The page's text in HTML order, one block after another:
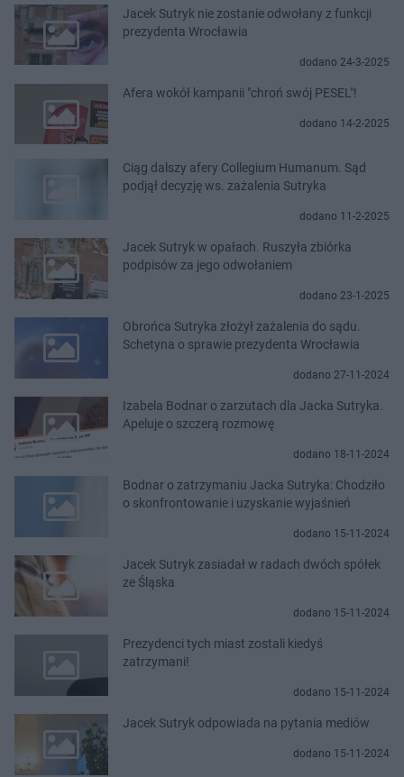
Jacek Sutryk nie zostanie odwołany z funkcji
prezydenta Wrocławia
dodano 24-3-2025
Afera wokół kampanii "chroń swój PESEL"!
dodano 14-2-2025
Ciąg dalszy afery Collegium Humanum. Sąd
podjął decyzję ws. zażalenia Sutryka
dodano 11-2-2025
Jacek Sutryk w opałach. Ruszyła zbiórka
podpisów za jego odwołaniem
dodano 23-1-2025
Obrońca Sutryka złożył zażalenia do sądu.
Schetyna o sprawie prezydenta Wrocławia
dodano 27-11-2024
Izabela Bodnar o zarzutach dla Jacka Sutryka.
Apeluje o szczerą rozmowę
dodano 18-11-2024
Bodnar o zatrzymaniu Jacka Sutryka: Chodziło
o skonfrontowanie i uzyskanie wyjaśnień
dodano 15-11-2024
Jacek Sutryk zasiadał w radach dwóch spółek
ze Śląska
dodano 15-11-2024
Prezydenci tych miast zostali kiedyś
zatrzymani!
dodano 15-11-2024
Jacek Sutryk odpowiada na pytania mediów
dodano 15-11-2024